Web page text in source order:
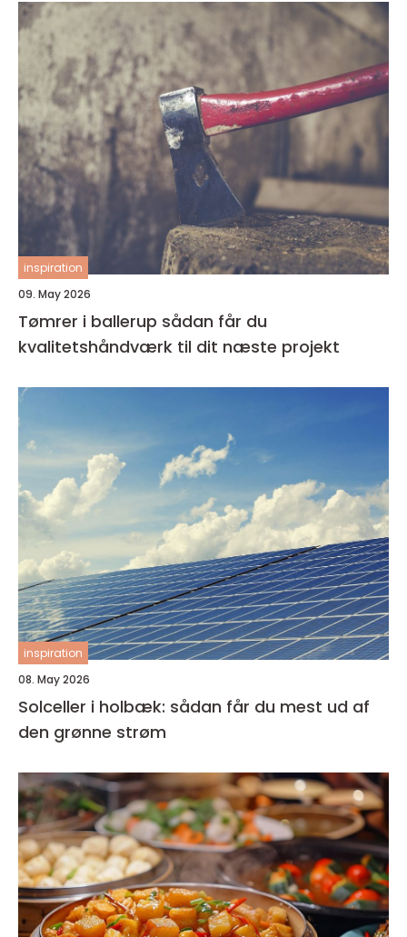
inspiration
09. May 2026
Tømrer i ballerup sådan får du
kvalitetshåndværk til dit næste projekt
inspiration
08. May 2026
Solceller i holbæk: sådan får du mest ud af
den grønne strøm